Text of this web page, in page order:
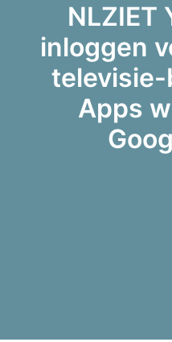
NLZIET
inloggen
Apps